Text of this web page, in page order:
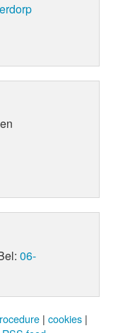
06-
| cookies |